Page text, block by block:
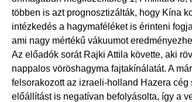
többen is azt prognosztizálták, hogy Kína
intézkedés a hagymaféléket is érinteni
ami nagy mértékű vákuumot
Az előadók sorát Rajki Attila követte, aki
nappalos vöröshagyma fajtakínálatát. A
felsorakozott az izraeli-holland Hazera
előállítást is negatívan befolyásolta, így a